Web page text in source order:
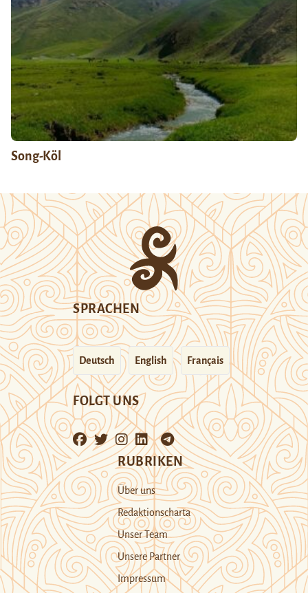
Song-Köl
SPRACHEN
Deutsch English Français
FOLGT UNS
RUBRIKEN
Über uns
Redaktionscharta
Unser Team
Unsere Partner
Impressum